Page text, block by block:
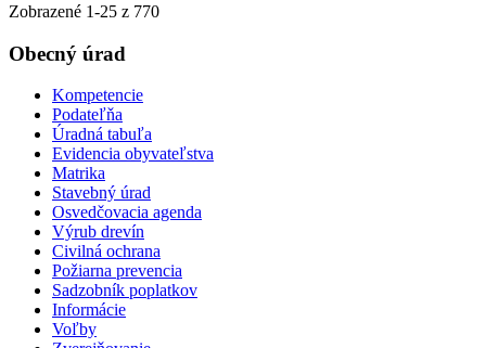
Zobrazené 1-25 z 770
Obecný úrad
Kompetencie
Podateľňa
Úradná tabuľa
Evidencia obyvateľstva
Matrika
Stavebný úrad
Osvedčovacia agenda
Výrub drevín
Civilná ochrana
Požiarna prevencia
Sadzobník poplatkov
Informácie
Voľby